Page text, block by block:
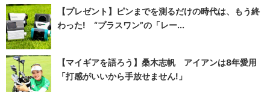
【プレゼント】ピンまでを測るだけの時代は、もう終
わった! “プラスワン”の「レー...
【マイギアを語ろう】桑木志帆 アイアンは8年愛用
「打感がいいから手放せません!」